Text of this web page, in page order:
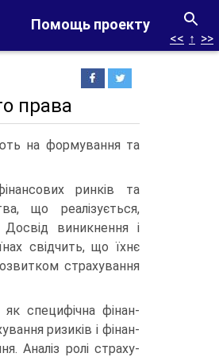
Помощь проекту
<< ↑ >>
права
на формування та
ринків та
що реалізується,
Досвід виникнення і
свідчить, що їхнє
страхування
як специфічна фінан­
ризиків і фінан­
Аналіз ролі страху­